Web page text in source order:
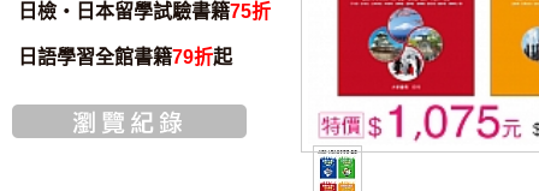
日檢・日本留學試驗書籍75折
日語學習全館書籍79折起